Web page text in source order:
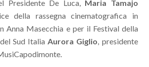
Presidente De Luca, Maria Tamajo
della rassegna cinematografica in
Anna Masecchia e per il Festival della
Sud Italia Aurora Giglio , presidente